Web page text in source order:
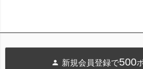
新規会員登録で500